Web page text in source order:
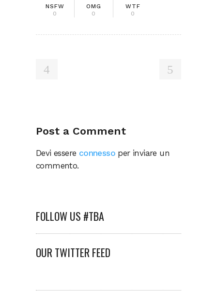
NSFW
0
OMG
0
WTF
0
Post a Comment
Devi essere connesso per inviare un
commento.
FOLLOW US #TBA
OUR TWITTER FEED